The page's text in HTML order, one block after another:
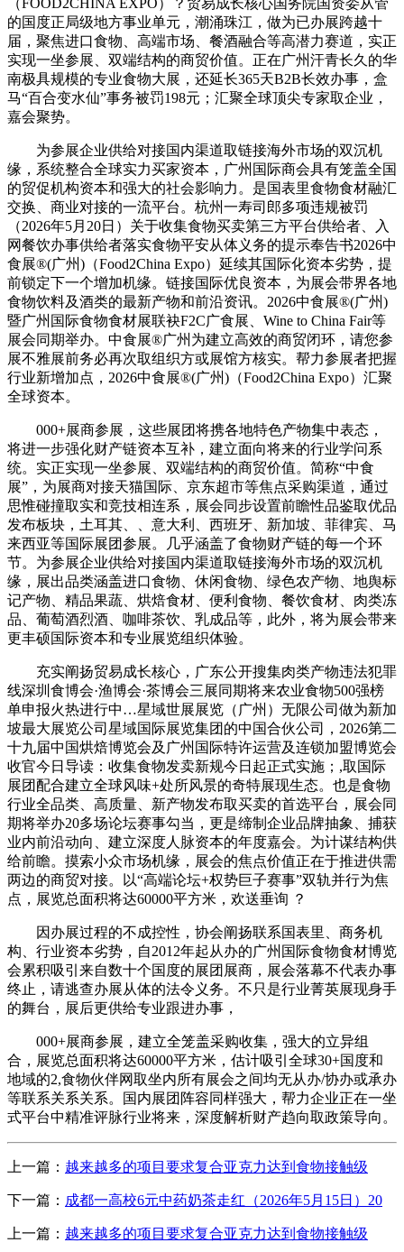
的国度正局级地方事业单元，潮涌珠江，做为已办展跨越十
届，聚焦进口食物、高端市场、餐酒融合等高潜力赛道，实正
实现一坐参展、双端结构的商贸价值。正在广州汗青长久的华
南极具规模的专业食物大展，还延长365天B2B长效办事，盒
马“百合变水仙”事务被罚198元；汇聚全球顶尖专家取企业，
嘉会聚势。
为参展企业供给对接国内渠道取链接海外市场的双沉机
缘，系统整合全球实力买家资本，广州国际商会具有笼盖全国
的贸促机构资本和强大的社会影响力。是国表里食物食材融汇
交换、商业对接的一流平台。杭州一寿司郎多项违规被罚
（2026年5月20日）关于收集食物买卖第三方平台供给者、入
网餐饮办事供给者落实食物平安从体义务的提示奉告书2026中
食展®(广州)（Food2China Expo）延续其国际化资本劣势，提
前锁定下一个增加机缘。链接国际优良资本，为展会带界各地
食物饮料及酒类的最新产物和前沿资讯。2026中食展®(广州)
暨广州国际食物食材展联袂F2C广食展、Wine to China Fair等
展会同期举办。中食展®广州为建立高效的商贸闭环，请您参
展不雅展前务必再次取组织方或展馆方核实。帮力参展者把握
行业新增加点，2026中食展®(广州)（Food2China Expo）汇聚
全球资本。
000+展商参展，这些展团将携各地特色产物集中表态，
将进一步强化财产链资本互补，建立面向将来的行业学问系
统。实正实现一坐参展、双端结构的商贸价值。简称“中食
展”，为展商对接天猫国际、京东超市等焦点采购渠道，通过
思惟碰撞取实和竞技相连系，展会同步设置前瞻性品鉴取优品
发布板块，土耳其、、意大利、西班牙、新加坡、菲律宾、马
来西亚等国际展团参展。几乎涵盖了食物财产链的每一个环
节。为参展企业供给对接国内渠道取链接海外市场的双沉机
缘，展出品类涵盖进口食物、休闲食物、绿色农产物、地舆标
记产物、精品果蔬、烘焙食材、便利食物、餐饮食材、肉类冻
品、葡萄酒烈酒、咖啡茶饮、乳成品等，此外，将为展会带来
更丰硕国际资本和专业展览组织体验。
充实阐扬贸易成长核心，广东公开搜集肉类产物违法犯罪
线深圳食博会·渔博会·茶博会三展同期将来农业食物500强榜
单申报火热进行中…星域世展展览（广州）无限公司做为新加
坡最大展览公司星域国际展览集团的中国合伙公司，2026第二
十九届中国烘焙博览会及广州国际特许运营及连锁加盟博览会
收官今日导读：收集食物发卖新规今日起正式实施；,取国际
展团配合建立全球风味+处所风景的奇特展现生态。也是食物
行业全品类、高质量、新产物发布取买卖的首选平台，展会同
期将举办20多场论坛赛事勾当，更是缔制企业品牌抽象、捕获
业内前沿动向、建立深度人脉资本的年度嘉会。为计谋结构供
给前瞻。摸索小众市场机缘，展会的焦点价值正在于推进供需
两边的商贸对接。以“高端论坛+权势巨子赛事”双轨并行为焦
点，展览总面积将达60000平方米，欢送垂询 ？
因办展过程的不成控性，协会阐扬联系国表里、商务机
构、行业资本劣势，自2012年起从办的广州国际食物食材博览
会累积吸引来自数十个国度的展团展商，展会落幕不代表办事
终止，请逃查办展从体的法令义务。不只是行业菁英展现身手
的舞台，展后更供给专业跟进办事，
000+展商参展，建立全笼盖采购收集，强大的立异组
合，展览总面积将达60000平方米，估计吸引全球30+国度和
地域的2,食物伙伴网取坐内所有展会之间均无从办/协办或承办
等联系关系关系。国内展团阵容同样强大，帮力企业正在一坐
式平台中精准评脉行业将来，深度解析财产趋向取政策导向。
上一篇： 越来越多的项目要求复合亚克力达到食物接触级
下一篇： 成都一高校6元中药奶茶走红（2026年5月15日）20
上一篇： 越来越多的项目要求复合亚克力达到食物接触级